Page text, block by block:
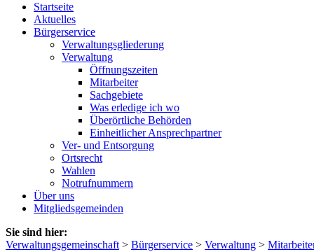
Startseite
Aktuelles
Bürgerservice
Verwaltungsgliederung
Verwaltung
Öffnungszeiten
Mitarbeiter
Sachgebiete
Was erledige ich wo
Überörtliche Behörden
Einheitlicher Ansprechpartner
Ver- und Entsorgung
Ortsrecht
Wahlen
Notrufnummern
Über uns
Mitgliedsgemeinden
Sie sind hier:
Verwaltungsgemeinschaft > Bürgerservice > Verwaltung >